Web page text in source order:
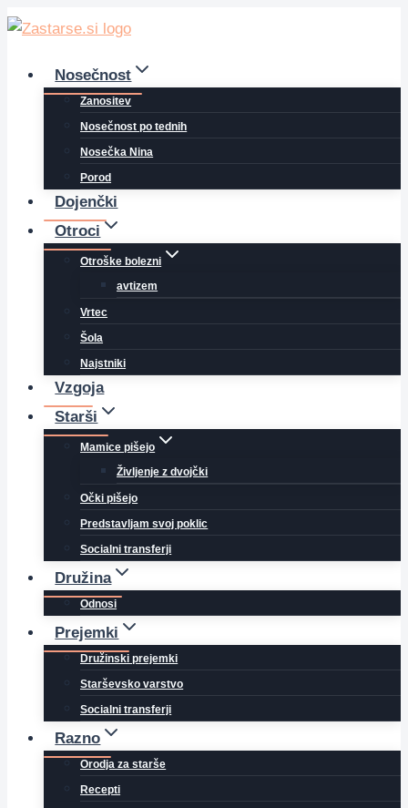
Skip
contentNosečnost
Zanositev
Nosečnost po tednih
Nosečka Nina
Porod
Dojenčki
Otroci
Otroške bolezni
avtizem
Vrtec
Šola
Najstniki
Vzgoja
Starši
Mamice pišejo
Življenje z dvojčki
Očki pišejo
Predstavljam svoj poklic
Socialni transferji
Družina
Odnosi
Prejemki
Družinski prejemki
Starševsko varstvo
Socialni transferji
Razno
Orodja za starše
Recepti